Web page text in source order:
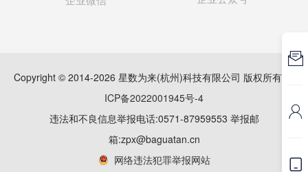
Copyright © 2014-2026 星数为来(杭州)科技有限公司 版权所有
ICP备2022001945号-4
违法和不良信息举报电话:0571-87959553 举报邮
箱:zpx@baguatan.cn
网络违法犯罪举报网站


